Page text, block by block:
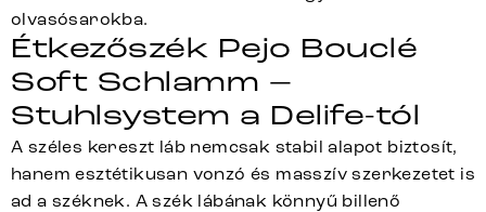
olvasósarokba.
Étkezőszék Pejo Bouclé
Soft Schlamm –
Stuhlsystem a Delife-tól
A széles kereszt láb nemcsak stabil alapot biztosít,
hanem esztétikusan vonzó és masszív szerkezetet is
ad a széknek. A szék lábának könnyű billenő